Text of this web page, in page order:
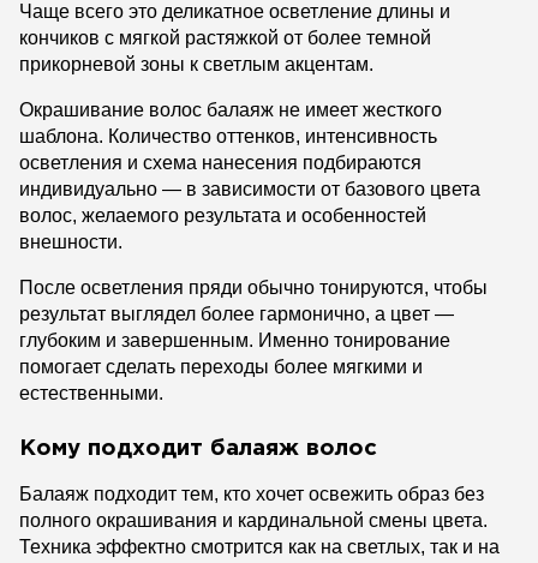
Чаще всего это деликатное осветление длины и
кончиков с мягкой растяжкой от более темной
прикорневой зоны к светлым акцентам.
Окрашивание волос балаяж не имеет жесткого
шаблона. Количество оттенков, интенсивность
осветления и схема нанесения подбираются
индивидуально — в зависимости от базового цвета
волос, желаемого результата и особенностей
внешности.
После осветления пряди обычно тонируются, чтобы
результат выглядел более гармонично, а цвет —
глубоким и завершенным. Именно тонирование
помогает сделать переходы более мягкими и
естественными.
Кому подходит балаяж волос
Балаяж подходит тем, кто хочет освежить образ без
полного окрашивания и кардинальной смены цвета.
Техника эффектно смотрится как на светлых, так и на